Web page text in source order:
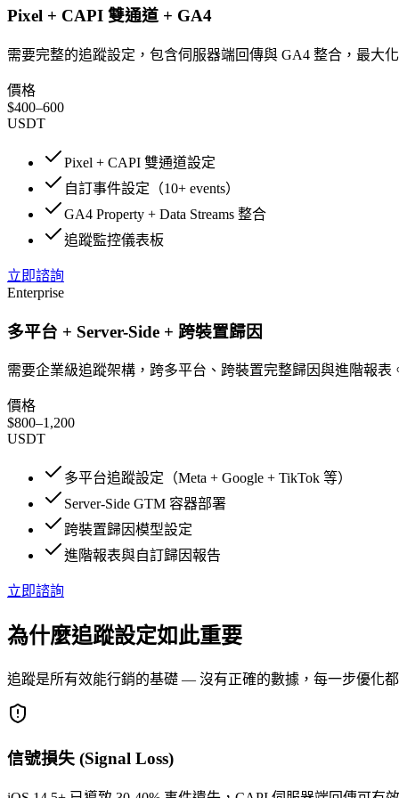
Pixel + CAPI 雙通道 + GA4
需要完整的追蹤設定，包含伺服器端回傳與 GA4 整合，最大
價格
$400–600
USDT
Pixel + CAPI 雙通道設定
自訂事件設定（10+ events）
GA4 Property + Data Streams 整合
追蹤監控儀表板
立即諮詢
Enterprise
多平台 + Server-Side + 跨裝置歸因
需要企業級追蹤架構，跨多平台、跨裝置完整歸因與進階報表
價格
$800–1,200
USDT
多平台追蹤設定（Meta + Google + TikTok 等）
Server-Side GTM 容器部署
跨裝置歸因模型設定
進階報表與自訂歸因報告
立即諮詢
為什麼追蹤設定如此重要
追蹤是所有效能行銷的基礎 — 沒有正確的數據，每一步優化
信號損失 (Signal Loss)